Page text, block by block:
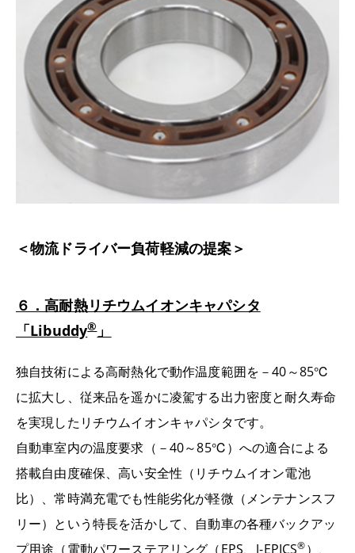
＜物流ドライバー負荷軽減の提案＞
６．高耐熱リチウムイオンキャパシタ
「Libuddy®」
独自技術による高耐熱化で動作温度範囲を－40～85℃
に拡大し、従来品を遥かに凌駕する出力密度と耐久寿命
を実現したリチウムイオンキャパシタです。
自動車室内の温度要求（－40～85℃）への適合による
搭載自由度確保、高い安全性（リチウムイオン電池
比）、常時満充電でも性能劣化が軽微（メンテナンスフ
リー）という特長を活かして、自動車の各種バックアッ
プ用途（電動パワーステアリング（EPS、J-EPICS®）、